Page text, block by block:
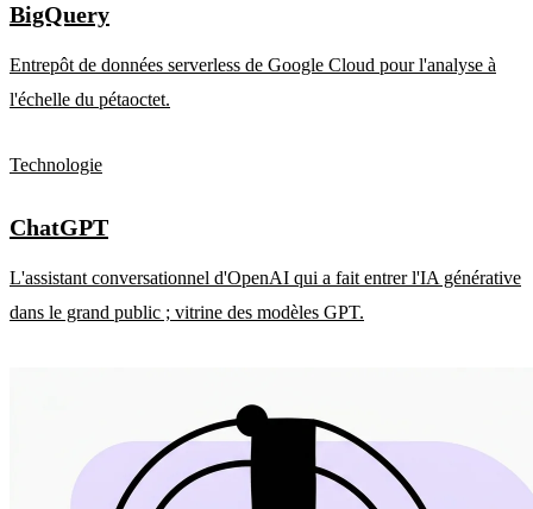
BigQuery
Entrepôt de données serverless de Google Cloud pour l'analyse à
l'échelle du pétaoctet.
Technologie
ChatGPT
L'assistant conversationnel d'OpenAI qui a fait entrer l'IA générative
dans le grand public ; vitrine des modèles GPT.